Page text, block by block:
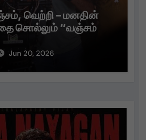
வெற்றி – மனதின்
சொல்லும் “வஞ்சம்
Jun 20, 2026